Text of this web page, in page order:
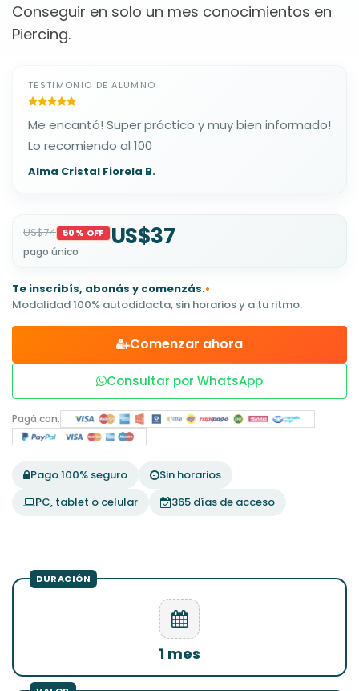
Conseguir en solo un mes conocimientos en
Piercing.
TESTIMONIO DE ALUMNO
Me encantó! Super práctico y muy bien informado!
Lo recomiendo al 100
Alma Cristal Fiorela B.
US$74 50% OFF US$37
pago único
Te inscribís, abonás y comenzás.•
Modalidad 100% autodidacta, sin horarios y a tu ritmo.
Comenzar ahora
Consultar por WhatsApp
Pagá con:
Pago 100% seguro
Sin horarios
PC, tablet o celular
365 días de acceso
1 mes